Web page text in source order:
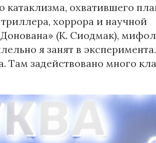
охватившего
хоррора и научной
(К. Сиодмак),
я занят в
Там задействовано много